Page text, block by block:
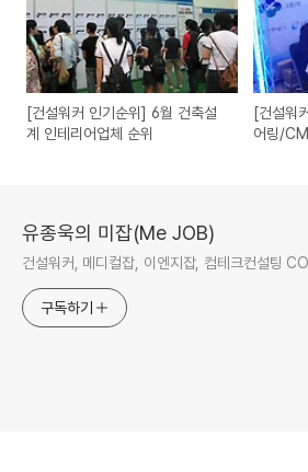
[건설워커 인기순위] 6월 건축설
계 인테리어업체 순위
[건설워
어링/
유종욱의 미잡(Me JOB)
건설워커, 메디컬잡, 이엔지잡, 컴테크컨설팅
구독하기